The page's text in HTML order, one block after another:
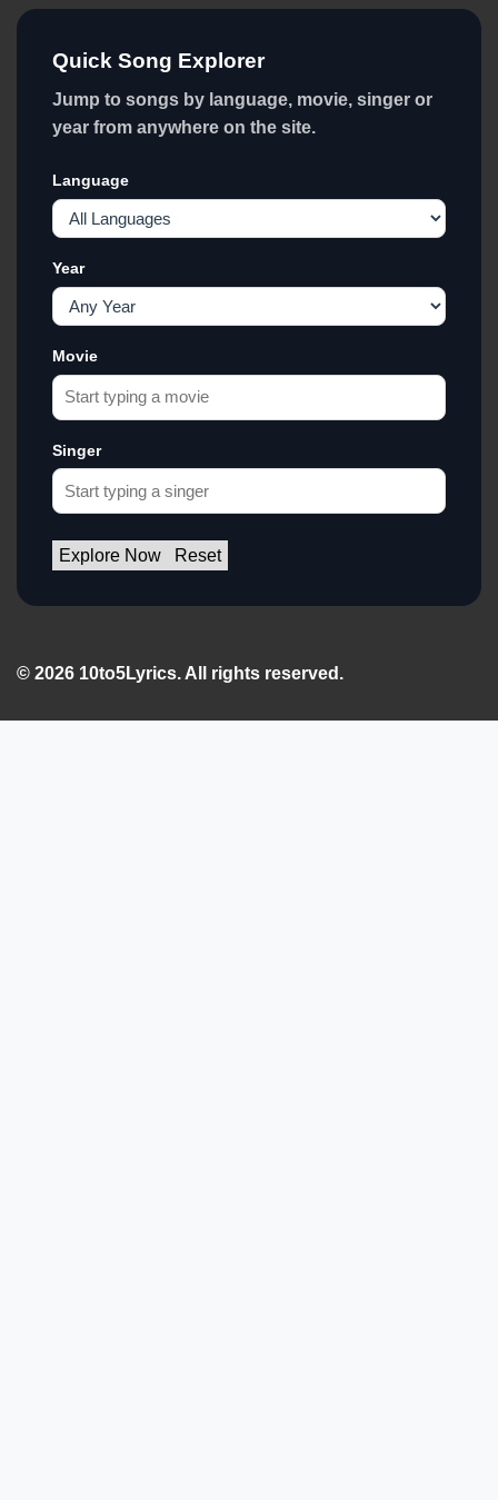
Quick Song Explorer
Jump to songs by language, movie, singer or
year from anywhere on the site.
Language
Year
Movie
Singer
Explore Now Reset
© 2026 10to5Lyrics. All rights reserved.